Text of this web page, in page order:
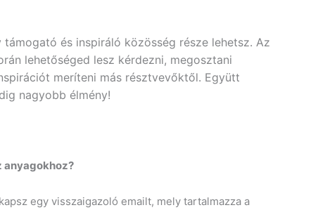
és inspiráló közösség része lehetsz. Az
lehetőséged lesz kérdezni, megosztani
meríteni más résztvevőktől. Együtt
nagyobb élmény!
anyagokhoz?
egy visszaigazoló emailt, mely tartalmazza a